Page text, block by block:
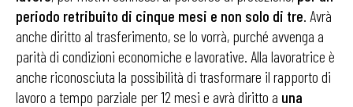
periodo retribuito di cinque mesi e non solo di tre. Avrà
anche diritto al trasferimento, se lo vorrà, purché avvenga a
parità di condizioni economiche e lavorative. Alla lavoratrice è
anche riconosciuta la possibilità di trasformare il rapporto di
lavoro a tempo parziale per 12 mesi e avrà diritto a una